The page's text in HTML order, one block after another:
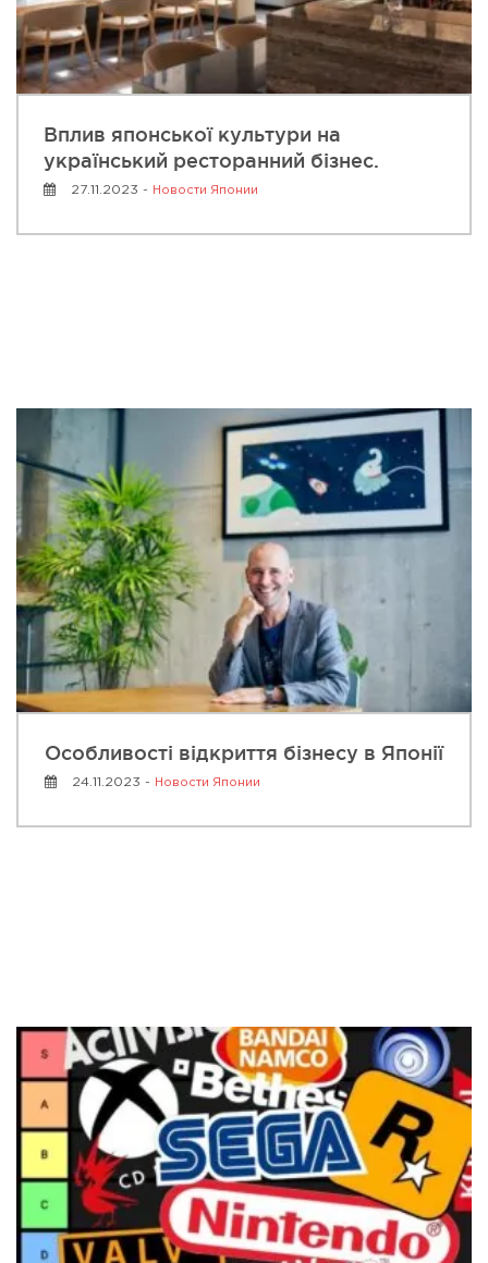
Вплив японської культури на
український ресторанний бізнес.
27.11.2023 - Новости Японии
Особливості відкриття бізнесу в Японії
24.11.2023 - Новости Японии